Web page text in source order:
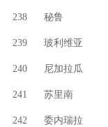
238 秘鲁
239 玻利维亚
240 尼加拉瓜
241 苏里南
242 委内瑞拉